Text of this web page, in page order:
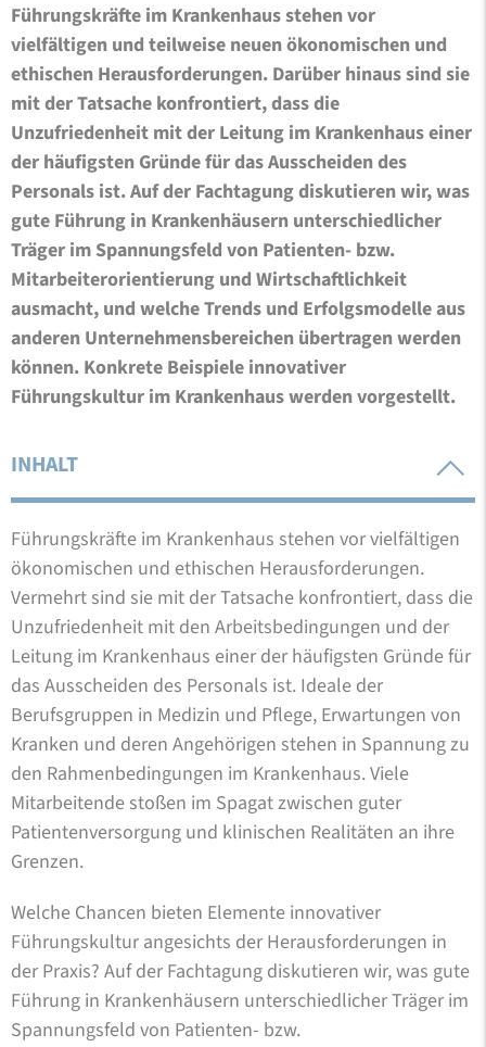
Führungskräfte im Krankenhaus stehen vor
vielfältigen und teilweise neuen ökonomischen und
ethischen Herausforderungen. Darüber hinaus sind sie
mit der Tatsache konfrontiert, dass die
Unzufriedenheit mit der Leitung im Krankenhaus einer
der häufigsten Gründe für das Ausscheiden des
Personals ist. Auf der Fachtagung diskutieren wir, was
gute Führung in Krankenhäusern unterschiedlicher
Träger im Spannungsfeld von Patienten- bzw.
Mitarbeiterorientierung und Wirtschaftlichkeit
ausmacht, und welche Trends und Erfolgsmodelle aus
anderen Unternehmensbereichen übertragen werden
können. Konkrete Beispiele innovativer
Führungskultur im Krankenhaus werden vorgestellt.
INHALT
Führungskräfte im Krankenhaus stehen vor vielfältigen
ökonomischen und ethischen Herausforderungen.
Vermehrt sind sie mit der Tatsache konfrontiert, dass die
Unzufriedenheit mit den Arbeitsbedingungen und der
Leitung im Krankenhaus einer der häufigsten Gründe für
das Ausscheiden des Personals ist. Ideale der
Berufsgruppen in Medizin und Pflege, Erwartungen von
Kranken und deren Angehörigen stehen in Spannung zu
den Rahmenbedingungen im Krankenhaus. Viele
Mitarbeitende stoßen im Spagat zwischen guter
Patientenversorgung und klinischen Realitäten an ihre
Grenzen.
Welche Chancen bieten Elemente innovativer
Führungskultur angesichts der Herausforderungen in
der Praxis? Auf der Fachtagung diskutieren wir, was gute
Führung in Krankenhäusern unterschiedlicher Träger im
Spannungsfeld von Patienten- bzw.